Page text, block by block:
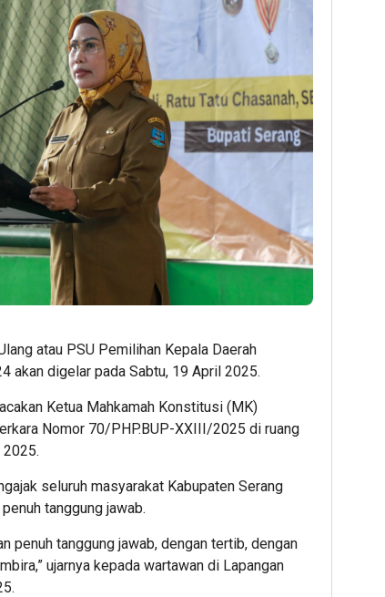
atau PSU Pemilihan Kepala Daerah
akan digelar pada Sabtu, 19 April 2025.
Ketua Mahkamah Konstitusi (MK)
Nomor 70/PHP.BUP-XXIII/2025 di ruang
2025.
seluruh masyarakat Kabupaten Serang
tanggung jawab.
penuh tanggung jawab, dengan tertib, dengan
ujarnya kepada wartawan di Lapangan